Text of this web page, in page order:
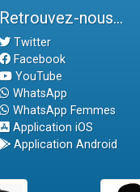
Retrouvez-nous...
Twitter
Facebook
YouTube
WhatsApp
WhatsApp Femmes
Application iOS
Application Android